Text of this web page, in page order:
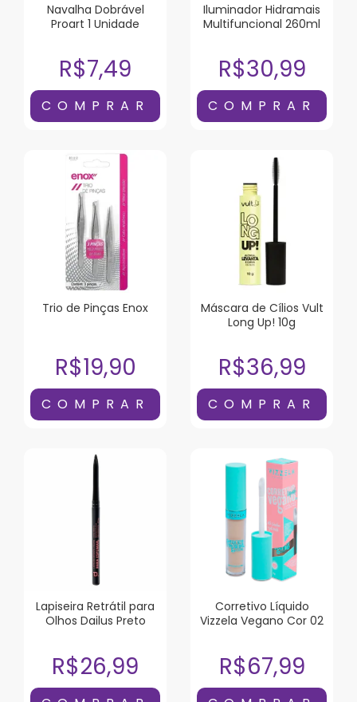
Navalha Dobrável
Proart 1 Unidade
R$7,49
Iluminador Hidramais
Multifuncional 260ml
R$30,99
Trio de Pinças Enox
R$19,90
Máscara de Cílios Vult
Long Up! 10g
R$36,99
Lapiseira Retrátil para
Olhos Dailus Preto
R$26,99
Corretivo Líquido
Vizzela Vegano Cor 02
R$67,99